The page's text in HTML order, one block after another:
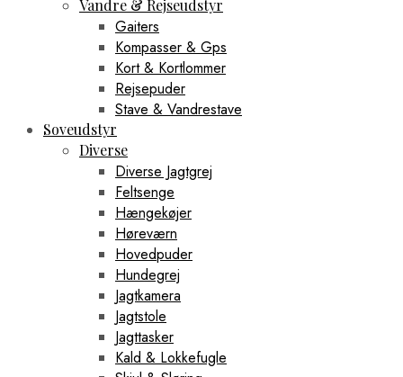
Vandre & Rejseudstyr
Gaiters
Kompasser & Gps
Kort & Kortlommer
Rejsepuder
Stave & Vandrestave
Soveudstyr
Diverse
Diverse Jagtgrej
Feltsenge
Hængekøjer
Høreværn
Hovedpuder
Hundegrej
Jagtkamera
Jagtstole
Jagttasker
Kald & Lokkefugle